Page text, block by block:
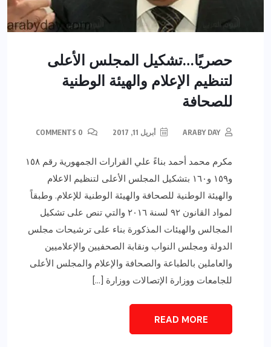
حصريًا…تشكيل المجلس الأعلى
لتنظيم الإعلام والهيئة الوطنية
للصحافة
ARABY DAY أبريل 11, 2017
مكرم محمد أحمد بناءً علي القرارات الجمهورية رقم ١٥٨
و١٥٩ و١٦٠ بتشكيل المجلس الأعلى لتنظيم الاعلام
والهيئة الوطنية للصحافة والهيئة الوطنية للإعلام. وطبقاً
لمواد القانون ٩٢ لسنة ٢٠١٦ والتي تنص على تشكيل
المجالس والهيئات المذكورة بناء على ترشيحات مجلس
الدولة ومجلس النواب ونقابة الصحفيين والإعلاميين
والعاملين بالطباعة والصحافة والإعلام والمجلس الأعلى
للجامعات ووزارة الإتصالات ووزارة […]
READ MORE